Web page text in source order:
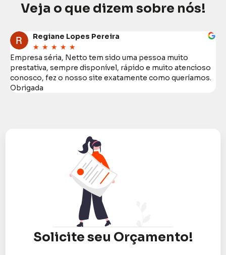
Veja o que dizem sobre nós!
Regiane Lopes Pereira
★ ★ ★ ★ ★
Empresa séria, Netto tem sido uma pessoa muito
prestativa, sempre disponível, rápido e muito atencioso
conosco, fez o nosso site exatamente como queríamos.
Obrigada
Solicite seu Orçamento!